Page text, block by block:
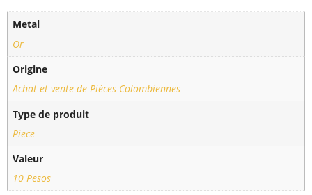
Metal
Or
Origine
Achat et vente de Pièces Colombiennes
Type de produit
Piece
Valeur
10 Pesos